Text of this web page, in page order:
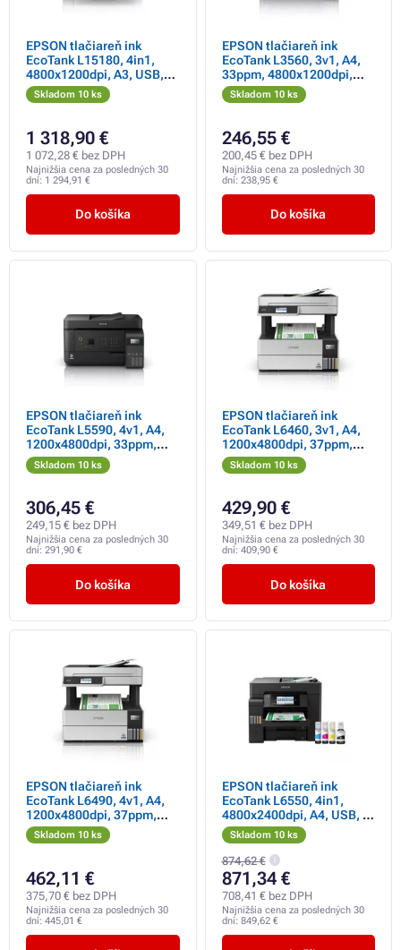
EPSON tlačiareň ink
EcoTank L15180, 4in1,
4800x1200dpi, A3, USB,
25PPM, 4ink, Záruka 5
rokov po registrácii
Skladom 10 ks
1 318,90 €
1 072,28 € bez DPH
Najnižšia cena za posledných 30
dní: 1 294,91 €
Do košíka
EPSON tlačiareň ink
EcoTank L3560, 3v1, A4,
33ppm, 4800x1200dpi,
USB, Wi-Fi, LCD panel,
Záruka 5 rokov po
Skladom 10 ks
246,55 €
200,45 € bez DPH
Najnižšia cena za posledných 30
dní: 238,95 €
Do košíka
EPSON tlačiareň ink
EcoTank L5590, 4v1, A4,
1200x4800dpi, 33ppm,
USB, LAN, Wi-Fi, Záruka 5
rokov po registrácii
Skladom 10 ks
306,45 €
249,15 € bez DPH
Najnižšia cena za posledných 30
dní: 291,90 €
Do košíka
EPSON tlačiareň ink
EcoTank L6460, 3v1, A4,
1200x4800dpi, 37ppm,
USB, Duplex, Záruka 5
rokov po registrácii
Skladom 10 ks
429,90 €
349,51 € bez DPH
Najnižšia cena za posledných 30
dní: 409,90 €
Do košíka
EPSON tlačiareň ink
EcoTank L6490, 4v1, A4,
1200x4800dpi, 37ppm,
USB, Duplex, Záruka 5
rokov po registrácii
Skladom 10 ks
462,11 €
375,70 € bez DPH
Najnižšia cena za posledných 30
dní: 445,01 €
EPSON tlačiareň ink
EcoTank L6550, 4in1,
4800x2400dpi, A4, USB, 4-
ink, Záruka 5 rokov po
registrácii zadarmo
Skladom 10 ks
874,62 €
871,34 €
708,41 € bez DPH
Najnižšia cena za posledných 30
dní: 849,62 €